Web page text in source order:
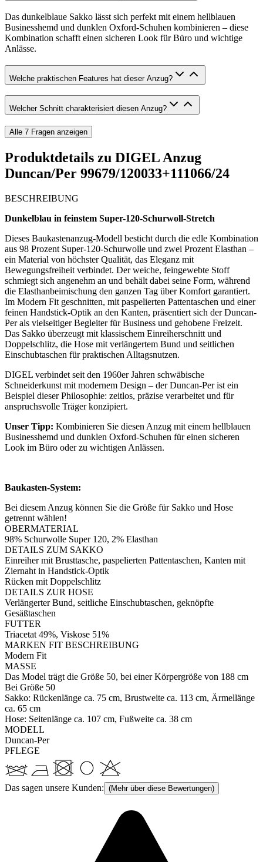
Das dunkelblaue Sakko lässt sich perfekt mit einem hellblauen
Businesshemd und dunklen Oxford-Schuhen kombinieren – diese
Kombination schafft einen sicheren Look für Büro und wichtige
Anlässe.
Welche praktischen Features hat dieser Anzug?
Welcher Schnitt charakterisiert diesen Anzug?
Alle 7 Fragen anzeigen
Produktdetails zu DIGEL Anzug
Duncan/Per 99679/120033+111066/24
BESCHREIBUNG
Dunkelblau in feinstem Super-120-Schurwoll-Stretch
Dieses Baukastenanzug-Modell besticht durch die edle Kombination
aus 98 Prozent Super-120-Schurwolle und zwei Prozent Elasthan –
ein Material von höchster Qualität, das Eleganz mit
Bewegungsfreiheit verbindet. Der weiche, feingewebte Stoff
schmiegt sich angenehm an und behält dabei seine Form, während
die Elasthanbeimischung den ganzen Tag über Komfort garantiert.
Im Modern Fit geschnitten, mit paspelierten Pattentaschen und einer
feinen Handstick-Optik an den Kanten, präsentiert sich der Duncan-
Per als vielseitiger Begleiter für Business und gehobene Freizeit.
Das Sakko überzeugt mit klassischem Einreiherschnitt und
Doppelschlitz, die Hose mit verlängertem Bund und seitlichen
Einschubtaschen für praktischen Alltagsnutzen.
DIGEL verbindet seit den 1960er Jahren schwäbische
Schneiderkunst mit modernem Design – der Duncan-Per ist ein
Beispiel dieser Philosophie: zeitlos, präzise verarbeitet und für
anspruchsvolle Träger konzipiert.
Unser Tipp: Kombinieren Sie diesen Anzug mit einem hellblauen
Businesshemd und dunklen Oxford-Schuhen für einen sicheren
Look im Büro oder zu wichtigen Anlässen.
Baukasten-System:
Bei diesem Anzug können Sie die Größe für Sakko und Hose
getrennt wählen!
OBERMATERIAL
98% Schurwolle Super 120, 2% Elasthan
DETAILS ZUM SAKKO
Einreiher mit Brusttasche, paspelierten Pattentaschen, Kanten mit
Ziernaht in Handstick-Optik
Rücken mit Doppelschlitz
DETAILS ZUR HOSE
Verlängerter Bund, seitliche Einschubtaschen, geknöpfte
Gesäßtaschen
FUTTER
Triacetat 49%, Viskose 51%
MARKEN FIT BESCHREIBUNG
Modern Fit
MASSE
Das Model trägt die Größe 50, bei einer Körpergröße von 188 cm
Bei Größe 50
Sakko: Rückenlänge ca. 75 cm, Brustweite ca. 113 cm, Ärmellänge
ca. 65 cm
Hose: Seitenlänge ca. 107 cm, Fußweite ca. 38 cm
MODELL
Duncan-Per
PFLEGE
Das sagen unsere Kunden: (Mehr über diese Bewertungen)